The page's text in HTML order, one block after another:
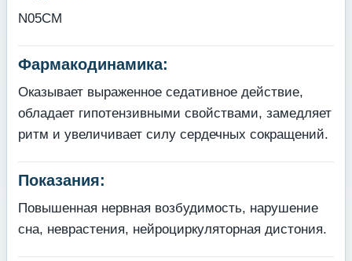
N05CM
Фармакодинамика:
Оказывает выраженное седативное действие,
обладает гипотензивными свойствами, замедляет
ритм и увеличивает силу сердечных сокращений.
Показания:
Повышенная нервная возбудимость, нарушение
сна, неврастения, нейроциркуляторная дистония.